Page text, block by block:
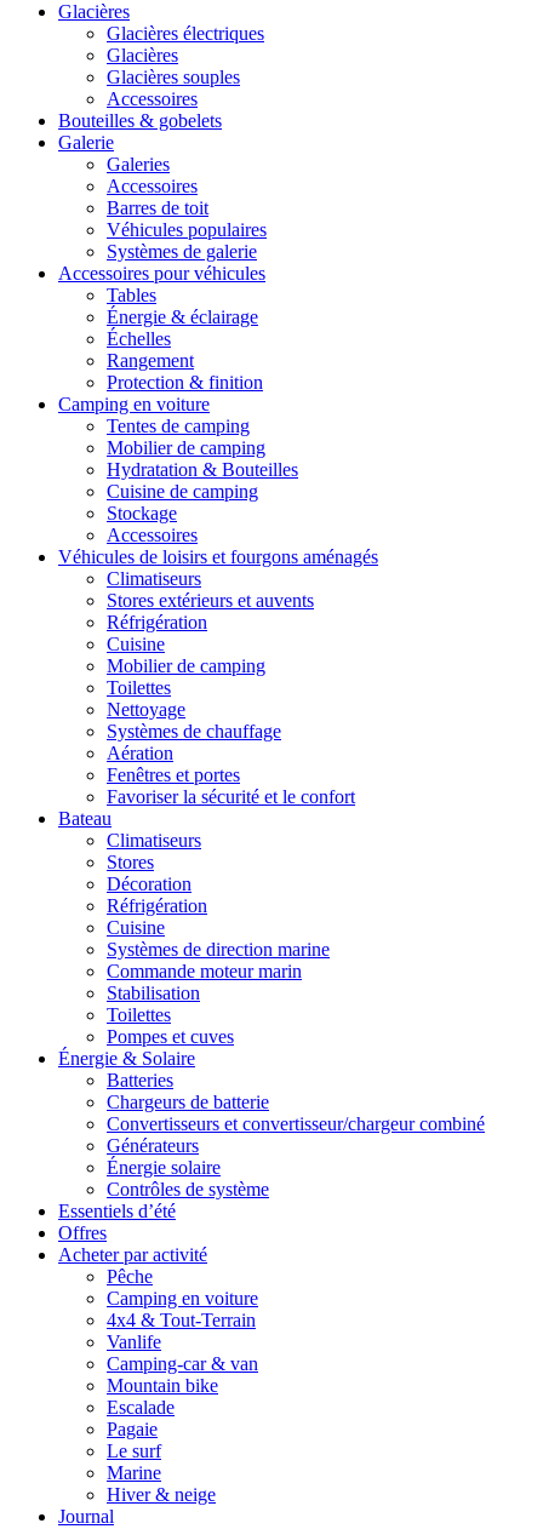
Glacières
Glacières électriques
Glacières
Glacières souples
Accessoires
Bouteilles & gobelets
Galerie
Galeries
Accessoires
Barres de toit
Véhicules populaires
Systèmes de galerie
Accessoires pour véhicules
Tables
Énergie & éclairage
Échelles
Rangement
Protection & finition
Camping en voiture
Tentes de camping
Mobilier de camping
Hydratation & Bouteilles
Cuisine de camping
Stockage
Accessoires
Véhicules de loisirs et fourgons aménagés
Climatiseurs
Stores extérieurs et auvents
Réfrigération
Cuisine
Mobilier de camping
Toilettes
Nettoyage
Systèmes de chauffage
Aération
Fenêtres et portes
Favoriser la sécurité et le confort
Bateau
Climatiseurs
Stores
Décoration
Réfrigération
Cuisine
Systèmes de direction marine
Commande moteur marin
Stabilisation
Toilettes
Pompes et cuves
Énergie & Solaire
Batteries
Chargeurs de batterie
Convertisseurs et convertisseur/chargeur combiné
Générateurs
Énergie solaire
Contrôles de système
Essentiels d’été
Offres
Acheter par activité
Pêche
Camping en voiture
4x4 & Tout-Terrain
Vanlife
Camping-car & van
Mountain bike
Escalade
Pagaie
Le surf
Marine
Hiver & neige
Journal